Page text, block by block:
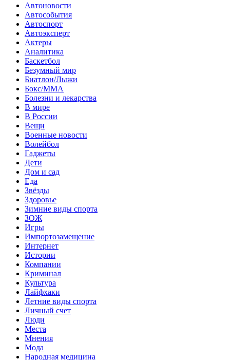
Автоновости
Автособытия
Автоспорт
Автоэксперт
Актеры
Аналитика
Баскетбол
Безумный мир
Биатлон/Лыжи
Бокс/MMA
Болезни и лекарства
В мире
В России
Вещи
Военные новости
Волейбол
Гаджеты
Дети
Дом и сад
Еда
Звёзды
Здоровье
Зимние виды спорта
ЗОЖ
Игры
Импортозамещение
Интернет
Истории
Компании
Криминал
Культура
Лайфхаки
Летние виды спорта
Личный счет
Люди
Места
Мнения
Мода
Народная медицина